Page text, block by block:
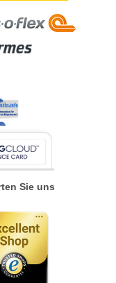
Sie uns